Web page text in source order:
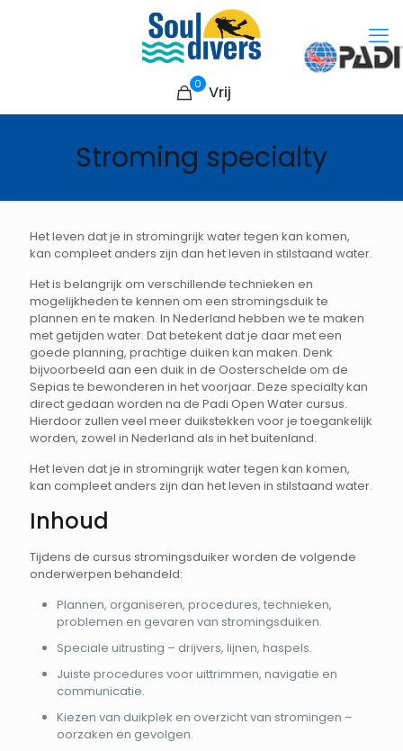
0 Vrij
Stroming specialty
Het leven dat je in stromingrijk water tegen kan komen,
kan compleet anders zijn dan het leven in stilstaand water.
Het is belangrijk om verschillende technieken en
mogelijkheden te kennen om een stromingsduik te
plannen en te maken. In Nederland hebben we te maken
met getijden water. Dat betekent dat je daar met een
goede planning, prachtige duiken kan maken. Denk
bijvoorbeeld aan een duik in de Oosterschelde om de
Sepias te bewonderen in het voorjaar. Deze specialty kan
direct gedaan worden na de Padi Open Water cursus.
Hierdoor zullen veel meer duikstekken voor je toegankelijk
worden, zowel in Nederland als in het buitenland.
Het leven dat je in stromingrijk water tegen kan komen,
kan compleet anders zijn dan het leven in stilstaand water.
Inhoud
Tijdens de cursus stromingsduiker worden de volgende
onderwerpen behandeld:
Plannen, organiseren, procedures, technieken,
problemen en gevaren van stromingsduiken.
Speciale uitrusting – drijvers, lijnen, haspels.
Juiste procedures voor uittrimmen, navigatie en
communicatie.
Kiezen van duikplek en overzicht van stromingen –
oorzaken en gevolgen.